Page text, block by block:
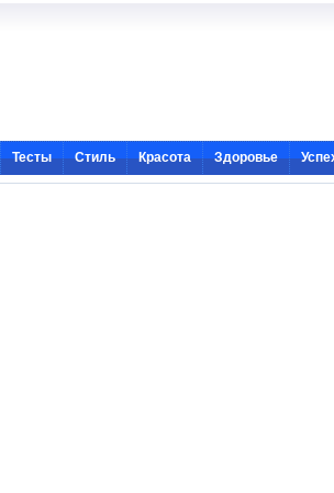
Тесты Стиль Красота Здоровье